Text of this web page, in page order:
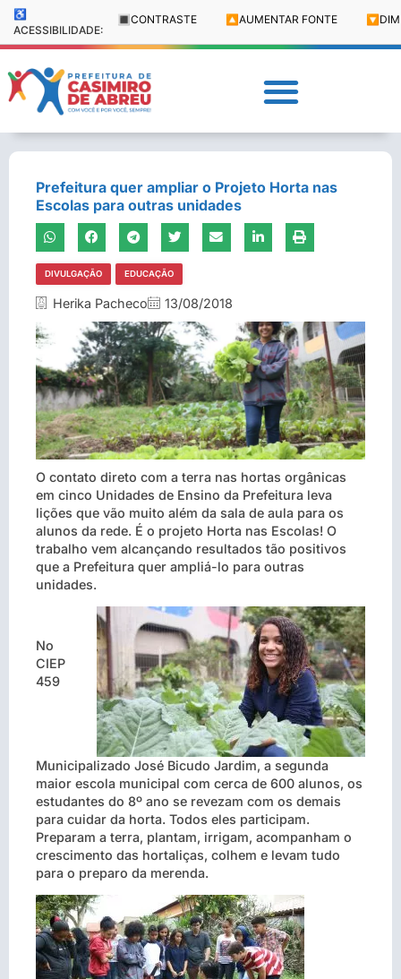
♿
ACESSIBILIDADE:
🔳 CONTRASTE 🔼 AUMENTAR FONTE 🔽
Prefeitura quer ampliar o Projeto Horta nas
Escolas para outras unidades
DIVULGAÇÃO EDUCAÇÃO
Herika Pacheco 13/08/2018
O contato direto com a terra nas hortas orgânicas
em cinco Unidades de Ensino da Prefeitura leva
lições que vão muito além da sala de aula para os
alunos da rede. É o projeto Horta nas Escolas! O
trabalho vem alcançando resultados tão positivos
que a Prefeitura quer ampliá-lo para outras
unidades.
No
CIEP
459
Municipalizado José Bicudo Jardim, a segunda
maior escola municipal com cerca de 600 alunos, os
estudantes do 8º ano se revezam com os demais
para cuidar da horta. Todos eles participam.
Preparam a terra, plantam, irrigam, acompanham o
crescimento das hortaliças, colhem e levam tudo
para o preparo da merenda.